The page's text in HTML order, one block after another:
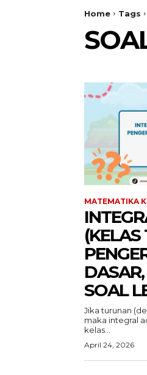
Home Tags
MATEMATIKA
(KELAS
SOAL
Jika turunan
maka integral
kelas...
April 24, 2026